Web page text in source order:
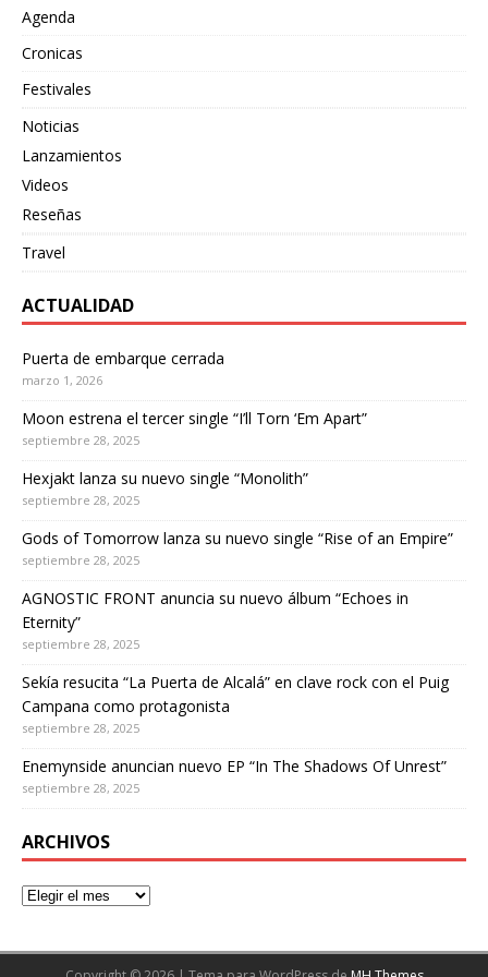
Agenda
Cronicas
Festivales
Noticias
Lanzamientos
Videos
Reseñas
Travel
ACTUALIDAD
Puerta de embarque cerrada
marzo 1, 2026
Moon estrena el tercer single “I’ll Torn ‘Em Apart”
septiembre 28, 2025
Hexjakt lanza su nuevo single “Monolith”
septiembre 28, 2025
Gods of Tomorrow lanza su nuevo single “Rise of an Empire”
septiembre 28, 2025
AGNOSTIC FRONT anuncia su nuevo álbum “Echoes in
Eternity”
septiembre 28, 2025
Sekía resucita “La Puerta de Alcalá” en clave rock con el Puig
Campana como protagonista
septiembre 28, 2025
Enemynside anuncian nuevo EP “In The Shadows Of Unrest”
septiembre 28, 2025
ARCHIVOS